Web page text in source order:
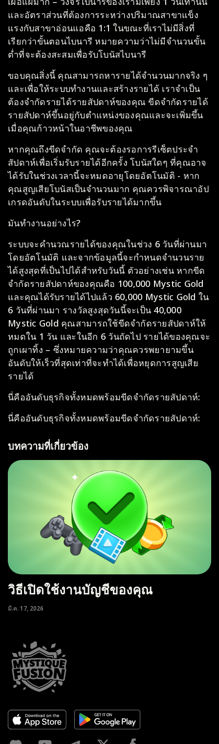
และอัตราส่วนที่ต้องการระหว่างปริมาณสาขาแข็ง
แรงกับสาขาอ่อนแอคือ 1:1 ในขณะที่เราไม่มีสิ่งที่
เรียกว่าขั้นตอนไบนารี หมายความว่าไม่มีจำนวนขั้น
ต่ำที่จะต้องสะสมเพื่อรับโบนัสไบนารี
ขอบคุณสิ่งนี้ คุณสามารถหารายได้จำนวนมากจริง ๆ
และเพื่อให้ระบบทำงานและสร้างรายได้ เราจำเป็น
ต้องจำกัดรายได้รายสัปดาห์ของคุณ ขีดจำกัดรายได้
รายสัปดาห์ขึ้นอยู่กับตำแหน่งของคุณและจะเพิ่มขึ้น
เมื่อคุณก้าวหน้าในอาชีพของคุณ
หากคุณถึงขีดจำกัด คุณจะต้องรอการรีเซ็ตประจำ
สัปดาห์เพื่อเริ่มรับรายได้อีกครั้ง โบนัสใดๆ ที่คุณอาจ
ได้รับในช่วงเวลานี้จะหมดอายุโดยอัตโนมัติ - หาก
คุณสูญเสียโบนัสเป็นจำนวนมาก คุณควรพิจารณาอัป
เกรดอันดับในระบบเพื่อรับรายได้มากขึ้น
มันทำงานอย่างไร?
ระบบจะคำนวณรายได้ของคุณในช่วง 6 วันที่ผ่านมา
โดยอัตโนมัติ และจากข้อมูลนี้จะกำหนดจำนวนราย
ได้สูงสุดที่เป็นไปได้สำหรับวันนี้ ตัวอย่างเช่น หากขีด
จำกัดรายสัปดาห์ของคุณคือ 100,000 Mystic Gold
และคุณได้รับรายได้ไปแล้ว 60,000 Mystic Gold ใน
6 วันที่ผ่านมา รางวัลสูงสุดวันนี้จะเป็น 40,000
Mystic Gold คุณสามารถใช้ขีดจำกัดรายสัปดาห์ให้
หมดใน 1 วัน และในอีก 6 วันถัดไป รายได้ของคุณจะ
ถูกเผาทิ้ง – ซึ่งหมายความว่าคุณควรพยายามขึ้น
อันดับให้เร็วที่สุดเท่าที่จะทำได้เพื่อหยุดการสูญเสีย
รายได้
นี่คืออันดับธุรกิจทั้งหมดพร้อมขีดจำกัดรายสัปดาห์:
นี่คืออันดับธุรกิจทั้งหมดพร้อมขีดจำกัดรายสัปดาห์:
บทความที่เกี่ยวข้อง
วิธีเปิดใช้งานบัญชีของคุณ
มี.ค. 17, 2026